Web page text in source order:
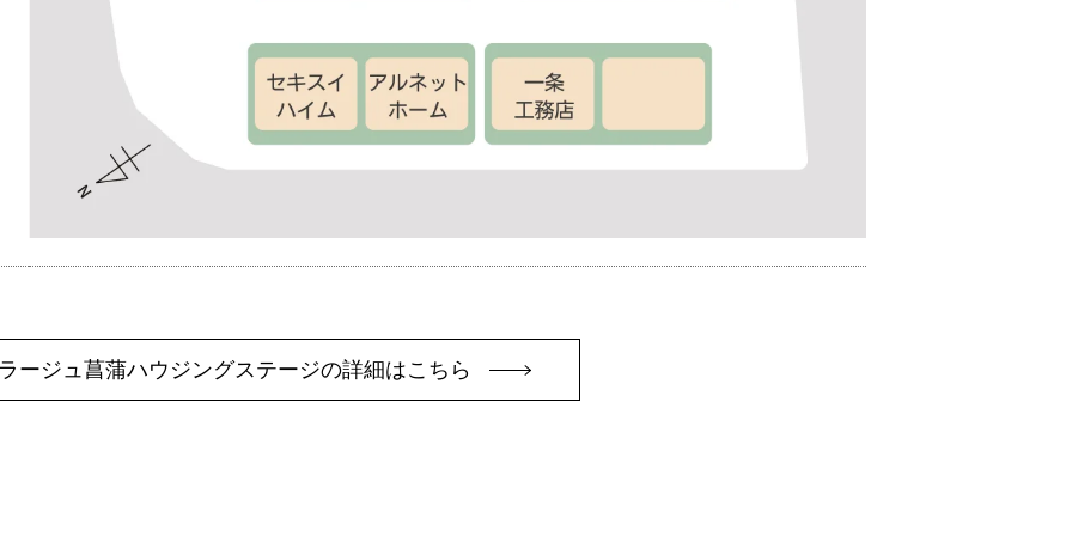
ージュ菖蒲ハウジングステージの詳細はこちら